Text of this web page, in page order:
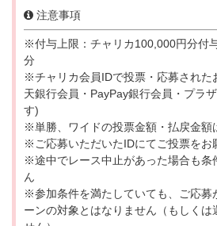
注意事項
※付与上限：チャリカ100,000円分付
分
※チャリカ会員IDで投票・応募された
天銀行会員・PayPay銀行会員・プラ
す)
※単勝、ワイドの投票金額・払戻金額
※ご応募いただいたIDにてご投票をお
※途中でレース中止があった場合も条
ん
※参加条件を満たしていても、ご応募
ーンの対象とはなりません（もしくは